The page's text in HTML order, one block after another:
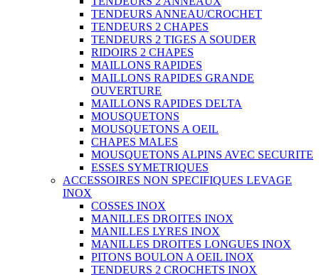
TENDEURS ANNEAU/CROCHET
TENDEURS 2 CHAPES
TENDEURS 2 TIGES A SOUDER
RIDOIRS 2 CHAPES
MAILLONS RAPIDES
MAILLONS RAPIDES GRANDE
OUVERTURE
MAILLONS RAPIDES DELTA
MOUSQUETONS
MOUSQUETONS A OEIL
CHAPES MALES
MOUSQUETONS ALPINS AVEC SECURITE
ESSES SYMETRIQUES
ACCESSOIRES NON SPECIFIQUES LEVAGE
INOX
COSSES INOX
MANILLES DROITES INOX
MANILLES LYRES INOX
MANILLES DROITES LONGUES INOX
PITONS BOULON A OEIL INOX
TENDEURS 2 CROCHETS INOX